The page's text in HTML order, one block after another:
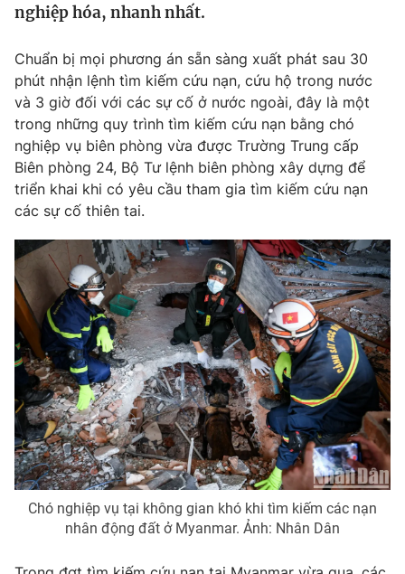
Tin tức
Thế giới đó đây
Câu chuyện quốc tế
Kinh tế
Tài chính
Thị trường
Góc doanh nghiệp
Dữ liệu và đời sống
Truyền hình
Phim VTV
Hậu trường
Nhân vật
Khán giả
Giải sao mai
Giải trí
Điện ảnh
Âm nhạc
Sao
Đời sống
Du lịch
Làm đẹp
Chất lượng cuộc sống
Giáo dục
Tuyển sinh
Học trực tuyến
Công nghệ
Hitech Công nghệ tương lai
Sản phẩm
Thị trường
Tư vấn
Giao lưu trực tuyến
Lịch phát sóng
Chuyên mục khác
nghiệp hóa, nhanh nhất.
Chuẩn bị mọi phương án sẵn sàng xuất phát sau 30
phút nhận lệnh tìm kiếm cứu nạn, cứu hộ trong nước
và 3 giờ đối với các sự cố ở nước ngoài, đây là một
trong những quy trình tìm kiếm cứu nạn bằng chó
nghiệp vụ biên phòng vừa được Trường Trung cấp
Biên phòng 24, Bộ Tư lệnh biên phòng xây dựng để
triển khai khi có yêu cầu tham gia tìm kiếm cứu nạn
các sự cố thiên tai.
Chó nghiệp vụ tại không gian khó khi tìm kiếm các nạn
nhân động đất ở Myanmar. Ảnh: Nhân Dân